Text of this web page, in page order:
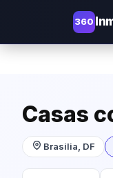
360
Casas
Brasilia, DF